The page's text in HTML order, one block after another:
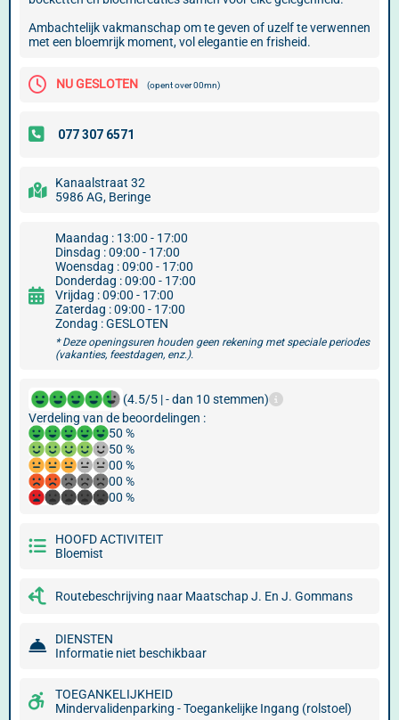
Ambachtelijk vakmanschap om te geven of uzelf te verwennen
met een bloemrijk moment, vol elegantie en frisheid.
NU GESLOTEN (opent over 00mn)
Kanaalstraat 32
5986 AG, Beringe
Maandag : 13:00 - 17:00
Dinsdag : 09:00 - 17:00
Woensdag : 09:00 - 17:00
Donderdag : 09:00 - 17:00
Vrijdag : 09:00 - 17:00
Zaterdag : 09:00 - 17:00
Zondag : GESLOTEN
* Deze openingsuren houden geen rekening met speciale periodes
(vakanties, feestdagen, enz.).
(4.5/5 | - dan 10 stemmen)
Verdeling van de beoordelingen :
50 %
50 %
00 %
00 %
00 %
HOOFD ACTIVITEIT
Bloemist
Routebeschrijving naar Maatschap J. En J. Gommans
DIENSTEN
Informatie niet beschikbaar
TOEGANKELIJKHEID
Mindervalidenparking - Toegankelijke Ingang (rolstoel)